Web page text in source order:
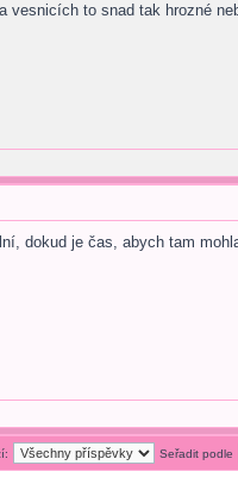
to snad tak hrozné
dokud je čas, abych tam
Seřadit podle